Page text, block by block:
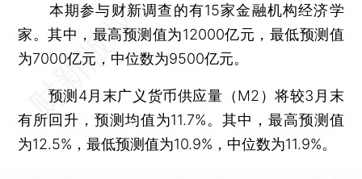
本期参与财新调查的有15家金融机构经济学
家。其中，最高预测值为12000亿元，最低预测值
为7000亿元，中位数为9500亿元。
预测4月末广义货币供应量（M2）将较3月末
有所回升，预测均值为11.7%。其中，最高预测值
为12.5%，最低预测值为10.9%，中位数为11.9%。